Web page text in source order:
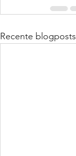
Recente blogposts